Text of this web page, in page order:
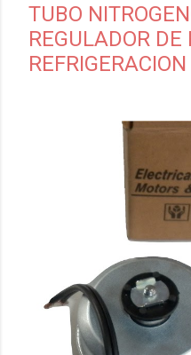
TUBO
REGULADOR